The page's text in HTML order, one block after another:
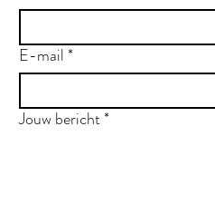
E-mail*
Jouw bericht*